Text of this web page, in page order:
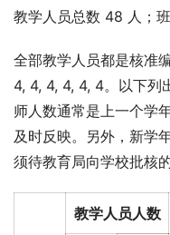
教学人员总数 48 人；
全部教学人员都是核准
4, 4, 4, 4, 4, 4。以下列
师人数通常是上一个学
及时反映。另外，新学
须待教育局向学校批核
教学人员人数